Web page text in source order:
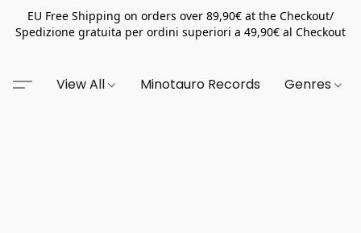
EU Free Shipping on orders over 89,90€ at the Checkout/
Spedizione gratuita per ordini superiori a 49,90€ al Checkout
View All Minotauro Records Genres